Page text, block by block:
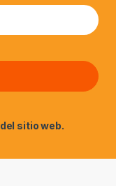
del sitio web.